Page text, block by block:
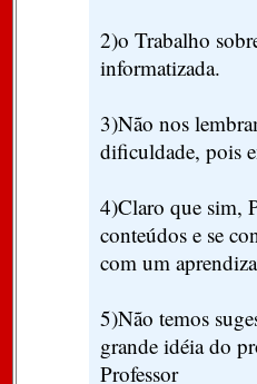
2)o Trabalho
informatizada.
3)Não nos
dificuldade, pois
4)Claro que sim,
conteúdos e se
com um
5)Não temos
grande idéia do
Professor